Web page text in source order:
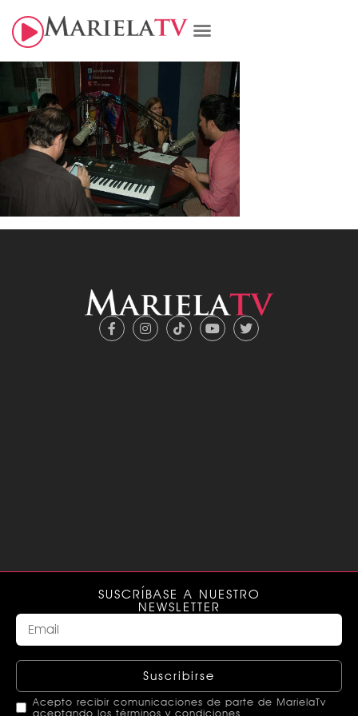
SUSCRÍBASE A NUESTRO
NEWSLETTER
Suscribirse
Acepto recibir comunicaciones de parte de MarielaTv
aceptando los términos y condiciones